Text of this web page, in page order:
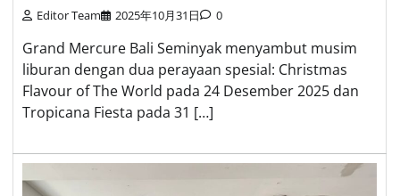
Editor Team 2025年10月31日 0
Grand Mercure Bali Seminyak menyambut musim
liburan dengan dua perayaan spesial: Christmas
Flavour of The World pada 24 Desember 2025 dan
Tropicana Fiesta pada 31 […]